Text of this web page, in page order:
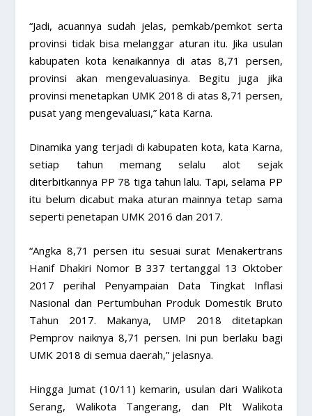
“Jadi, acuannya sudah jelas, pemkab/pemkot serta
provinsi tidak bisa melanggar aturan itu. Jika usulan
kabupaten kota kenaikannya di atas 8,71 persen,
provinsi akan mengevaluasinya. Begitu juga jika
provinsi menetapkan UMK 2018 di atas 8,71 persen,
pusat yang mengevaluasi,” kata Karna.
Dinamika yang terjadi di kabupaten kota, kata Karna,
setiap tahun memang selalu alot sejak
diterbitkannya PP 78 tiga tahun lalu. Tapi, selama PP
itu belum dicabut maka aturan mainnya tetap sama
seperti penetapan UMK 2016 dan 2017.
“Angka 8,71 persen itu sesuai surat Menakertrans
Hanif Dhakiri Nomor B 337 tertanggal 13 Oktober
2017 perihal Penyampaian Data Tingkat Inflasi
Nasional dan Pertumbuhan Produk Domestik Bruto
Tahun 2017. Makanya, UMP 2018 ditetapkan
Pemprov naiknya 8,71 persen. Ini pun berlaku bagi
UMK 2018 di semua daerah,” jelasnya.
Hingga Jumat (10/11) kemarin, usulan dari Walikota
Serang, Walikota Tangerang, dan Plt Walikota